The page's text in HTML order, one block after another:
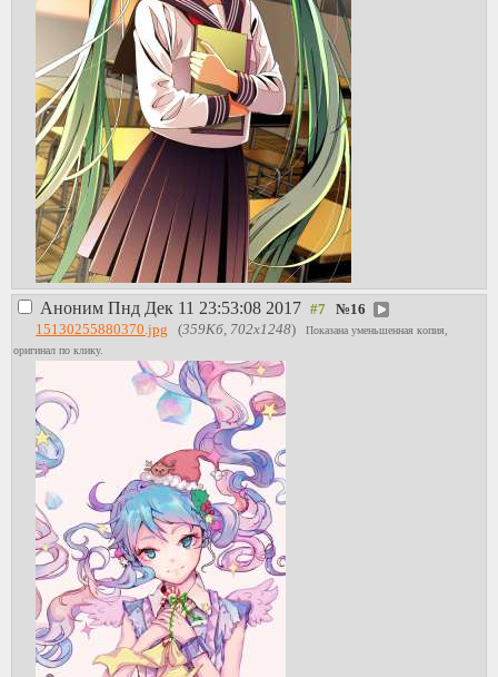
Аноним Пнд Дек 11 23:53:08 2017 №16
15130255880370.jpg (359Кб, 702x1248)
Показана уменьшенная копия,
оригинал по клику.